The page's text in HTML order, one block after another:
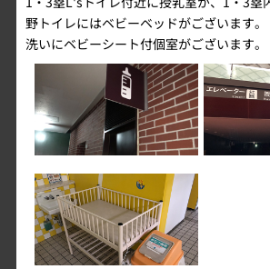
野トイレにはベビーベッドがございます
洗いにベビーシート付個室がございます。
テイキョウキッズルーム
テイキョウキッズフィールド